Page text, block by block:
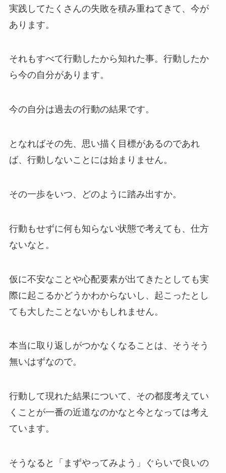
実践してたくさんの失敗を積み重ねてきて、今が
あります。
それもすべて行動したから知れた事。行動したか
ら今の自分があります。
今の自分は過去の行動の結果です。
となればその先、思い描く目標があるのであれ
ば、行動しないことには始まりません。
その一歩をいつ、どのように踏み出すか。
行動もせずに何も知らない状態で考えても、仕方
ないなと。
仮に不安なことや心配要素が出てきたとしても実
際に起こるかどうかわからないし、起こったとし
ても大したことないかもしれません。
本当に取り返しがつかなくなることは、そうそう
無いはずなので。
行動して現れた結果について、その都度考えてい
くことが一番の近道なのかなと今となっては考え
ています。
そうなると「まずやってみよう」ぐらいで良いの